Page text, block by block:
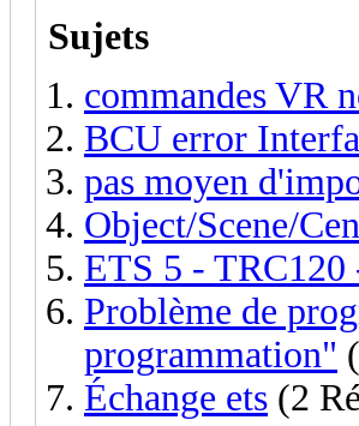
Sujets
commandes VR
BCU error
pas moyen
Object/Scene/
ETS 5 - TRC120
Problème de
programmation"
Échange ets (2